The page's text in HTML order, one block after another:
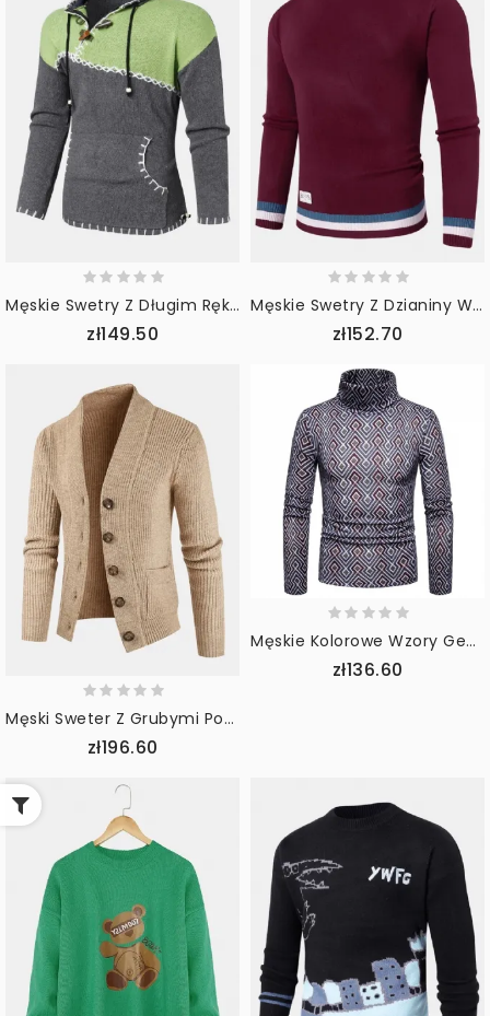
Męskie Swetry Z Długim Rękawem W Kontrastowym Kolorze W Stylu Vintage Dzianinowe Z Kapturem
zł149.50
Męskie Swetry Z Dzianiny W Kontrastowe Prążki Z Okrągłym Dekoltem I Długim Rękawem
zł152.70
Męski Sweter Z Grubymi Podwójnymi Kieszeniami Z Gładkim Tyłem
zł196.60
Męskie Kolorowe Wzory Geometryczne Swetry Z Wysokim Kołnierzem
zł136.60